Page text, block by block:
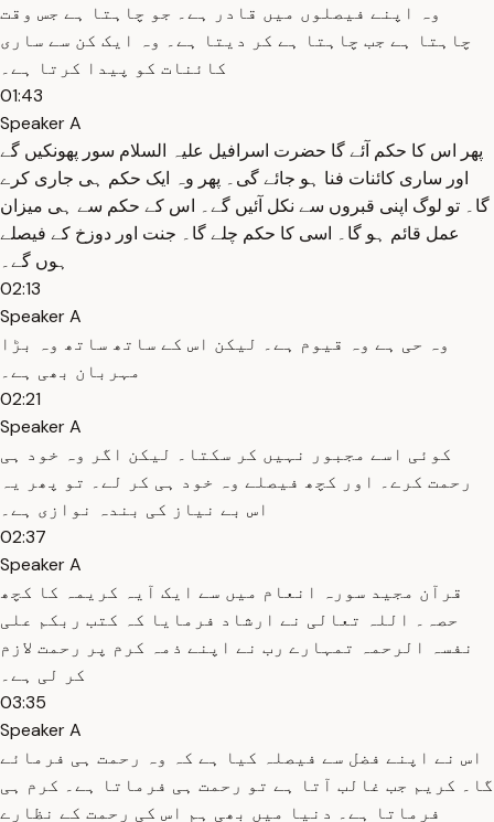
وہ اپنے فیصلوں میں قادر ہے۔ جو چاہتا ہے جس وقت
چاہتا ہے جب چاہتا ہے کر دیتا ہے۔ وہ ایک کن سے ساری
کائنات کو پیدا کرتا ہے۔
01:43
Speaker A
پھر اس کا حکم آئے گا حضرت اسرافیل علیہ السلام سور پھونکیں گے
اور ساری کائنات فنا ہو جائے گی۔ پھر وہ ایک حکم ہی جاری کرے
گا۔ تو لوگ اپنی قبروں سے نکل آئیں گے۔ اس کے حکم سے ہی میزان
عمل قائم ہو گا۔ اسی کا حکم چلے گا۔ جنت اور دوزخ کے فیصلے
ہوں گے۔
02:13
Speaker A
وہ حی ہے وہ قیوم ہے۔ لیکن اس کے ساتھ ساتھ وہ بڑا
مہربان بھی ہے۔
02:21
Speaker A
کوئی اسے مجبور نہیں کر سکتا۔ لیکن اگر وہ خود ہی
رحمت کرے۔ اور کچھ فیصلے وہ خود ہی کر لے۔ تو پھر یہ
اس بے نیاز کی بندہ نوازی ہے۔
02:37
Speaker A
قرآن مجید سورہ انعام میں سے ایک آیہ کریمہ کا کچھ
حصہ۔ اللہ تعالی نے ارشاد فرمایا کہ کتب ربکم علی
نفسہ الرحمہ تمہارے رب نے اپنے ذمہ کرم پر رحمت لازم
کر لی ہے۔
03:35
Speaker A
اس نے اپنے فضل سے فیصلہ کیا ہے کہ وہ رحمت ہی فرمائے
گا۔ کریم جب غالب آتا ہے تو رحمت ہی فرماتا ہے۔ کرم ہی
فرماتا ہے۔ دنیا میں بھی ہم اس کی رحمت کے نظارے